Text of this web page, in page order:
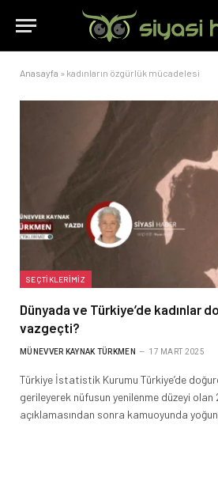
Anasayfa » kadınların özgürlük mücadelesi
SEÇTIKLERIMIZ
Dünyada ve Türkiye’de kadınlar
vazgeçti?
MÜNEVVER KAYNAK TÜRKMEN 17 MART 2025
Türkiye İstatistik Kurumu Türkiye’de
gerileyerek nüfusun yenilenme düzeyi olan
açıklamasından sonra kamuoyunda